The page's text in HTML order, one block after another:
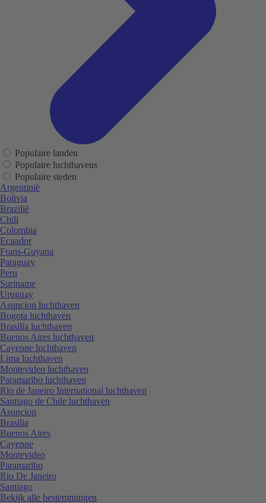
Populaire landen
Populaire luchthavens
Populaire steden
Argentinië
Bolivia
Brazilië
Chili
Colombia
Ecuador
Frans-Guyana
Paraguay
Peru
Suriname
Uruguay
Asuncion luchthaven
Bogota luchthaven
Brasilia luchthaven
Buenos Aires luchthaven
Cayenne luchthaven
Lima luchthaven
Montevideo luchthaven
Paramaribo luchthaven
Rio de Janeiro International luchthaven
Santiago de Chile luchthaven
Asuncion
Brasilia
Buenos Aires
Cayenne
Montevideo
Paramaribo
Rio De Janeiro
Santiago
Bekijk alle bestemmingen